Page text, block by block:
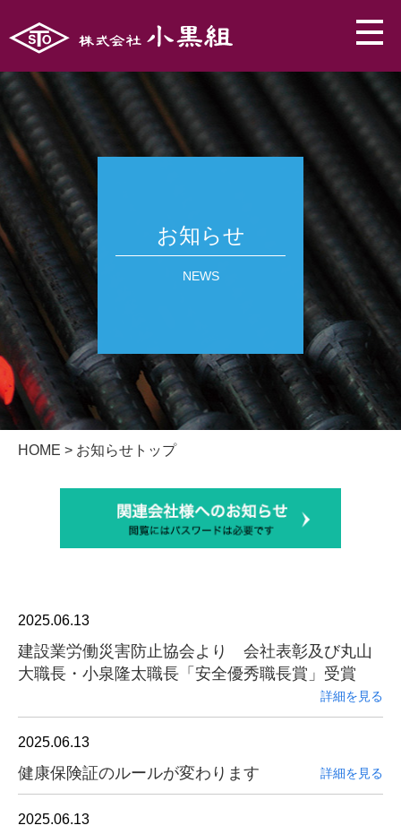
お知らせ
NEWS
HOME > お知らせトップ
2025.06.13
建設業労働災害防止協会より 会社表彰及び丸山
大職長・小泉隆太職長「安全優秀職長賞」受賞
詳細を見る
2025.06.13
健康保険証のルールが変わります 詳細を見る
2025.06.13